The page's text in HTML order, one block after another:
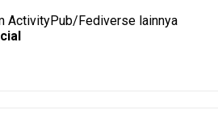
ActivityPub/Fediverse lainnya